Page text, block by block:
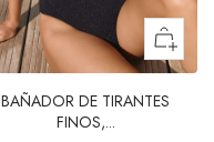
BAÑADOR DE TIRANTES
FINOS,...